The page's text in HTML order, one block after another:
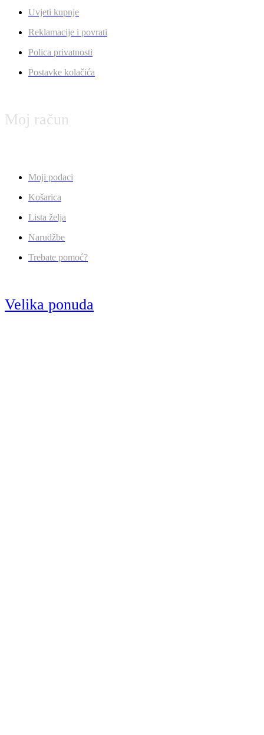
Uvjeti kupnje
Reklamacije i povrati
Polica privatnosti
Postavke kolačića
Moj račun
Moji podaci
Košarica
Lista želja
Narudžbe
Trebate pomoć?
Velika ponuda